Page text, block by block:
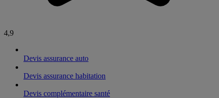
4,9
Devis assurance auto
Devis assurance habitation
Devis complémentaire santé